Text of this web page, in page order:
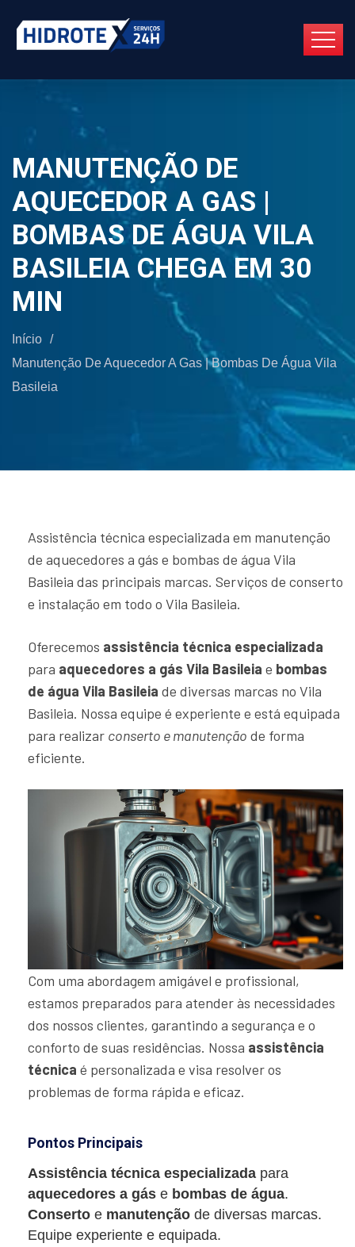
MANUTENÇÃO DE
AQUECEDOR A GAS |
BOMBAS DE ÁGUA VILA
BASILEIA CHEGA EM 30
MIN
Início /
Manutenção De Aquecedor A Gas | Bombas De Água Vila
Basileia
Assistência técnica especializada em manutenção
de aquecedores a gás e bombas de água Vila
Basileia das principais marcas. Serviços de conserto
e instalação em todo o Vila Basileia.
Oferecemos assistência técnica especializada
para aquecedores a gás Vila Basileia e bombas
de água Vila Basileia de diversas marcas no Vila
Basileia. Nossa equipe é experiente e está equipada
para realizar conserto e manutenção de forma
eficiente.
Com uma abordagem amigável e profissional,
estamos preparados para atender às necessidades
dos nossos clientes, garantindo a segurança e o
conforto de suas residências. Nossa assistência
técnica é personalizada e visa resolver os
problemas de forma rápida e eficaz.
Pontos Principais
Assistência técnica especializada para
aquecedores a gás e bombas de água.
Conserto e manutenção de diversas marcas.
Equipe experiente e equipada.